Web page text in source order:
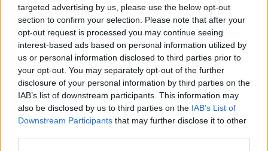
targeted advertising by us, please use the below opt-out
section to confirm your selection. Please note that after your
opt-out request is processed you may continue seeing
interest-based ads based on personal information utilized by
us or personal information disclosed to third parties prior to
your opt-out. You may separately opt-out of the further
disclosure of your personal information by third parties on the
IAB’s list of downstream participants. This information may
also be disclosed by us to third parties on the IAB’s List of
Downstream Participants that may further disclose it to other